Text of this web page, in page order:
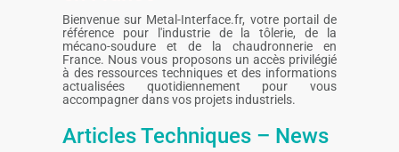
Bienvenue sur Metal-Interface.fr, votre portail de
référence pour l'industrie de la tôlerie, de la
mécano-soudure et de la chaudronnerie en
France. Nous vous proposons un accès privilégié
à des ressources techniques et des informations
actualisées quotidiennement pour vous
accompagner dans vos projets industriels.
Articles Techniques – News